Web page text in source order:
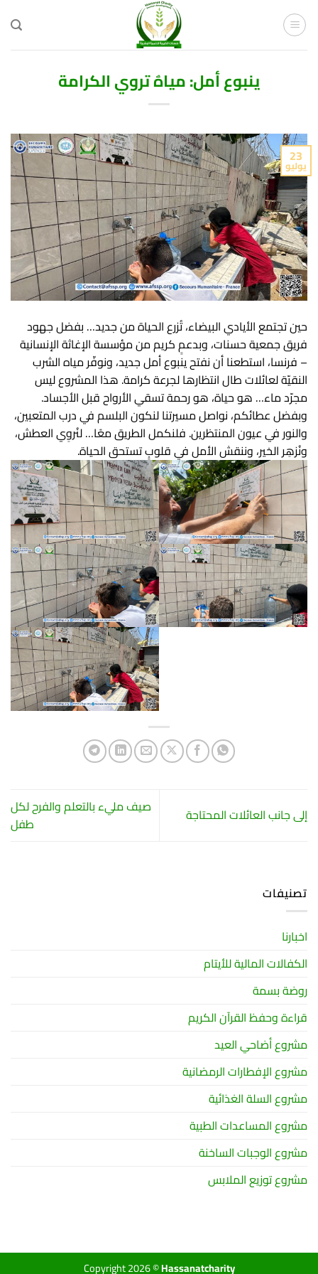
تخطي
للمحتوى
ينبوع أمل: مياهٌ تروي الكرامة
23
يوليو
حين تجتمع الأيادي البيضاء، تُزرع الحياة من جديد… بفضل جهود
فريق جمعية حسنات، وبدعمٍ كريم من مؤسسة الإغاثة الإنسانية
– فرنسا، استطعنا أن نفتح ينبوع أمل جديد، ونوفّر مياه الشرب
النقيّة لعائلات طال انتظارها لجرعة كرامة. هذا المشروع ليس
مجرّد ماء… هو حياة، هو رحمة تسقي الأرواح قبل الأجساد.
وبفضل عطائكم، نواصل مسيرتنا لنكون البلسم في درب المتعبين،
والنور في عيون المنتظرين. فلنكمل الطريق معًا… لنُروِي العطش،
ونُزهِر الخير، وننقش الأمل في قلوبٍ تستحق الحياة.
إلى جانب العائلات المحتاجة
صيف مليء بالتعلم والفرح لكل
طفل
تصنيفات
اخبارنا
الكفالات المالية للأيتام
روضة بسمة
قراءة وحفظ القرآن الكريم
مشروع أضاحي العيد
مشروع الإفطارات الرمضانية
مشروع السلة الغذائية
مشروع المساعدات الطبية
مشروع الوجبات الساخنة
مشروع توزيع الملابس
Copyright 2026 ©Hassanatcharity